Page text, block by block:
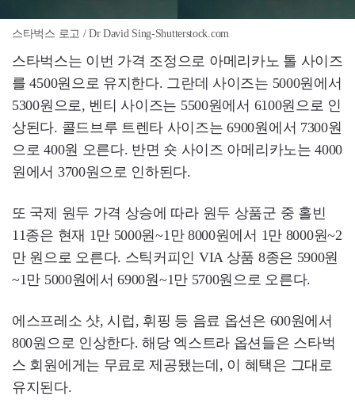
스타벅스 로고 / Dr David Sing-Shutterstock.com
스타벅스는 이번 가격 조정으로 아메리카노 톨 사이즈
를 4500원으로 유지한다. 그란데 사이즈는 5000원에서
5300원으로, 벤티 사이즈는 5500원에서 6100원으로 인
상된다. 콜드브루 트렌타 사이즈는 6900원에서 7300원
으로 400원 오른다. 반면 숏 사이즈 아메리카노는 4000
원에서 3700원으로 인하된다.
또 국제 원두 가격 상승에 따라 원두 상품군 중 홀빈
11종은 현재 1만 5000원~1만 8000원에서 1만 8000원~2
만 원으로 오른다. 스틱커피인 VIA 상품 8종은 5900원
~1만 5000원에서 6900원~1만 5700원으로 오른다.
에스프레소 샷, 시럽, 휘핑 등 음료 옵션은 600원에서
800원으로 인상한다. 해당 엑스트라 옵션들은 스타벅
스 회원에게는 무료로 제공됐는데, 이 혜택은 그대로
유지된다.